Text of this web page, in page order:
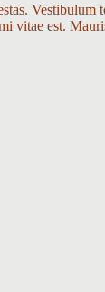
vitae est.